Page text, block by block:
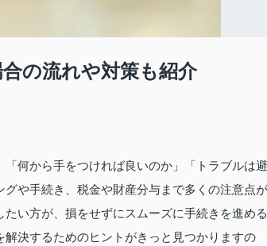
の流れや対策も紹介
何から手をつければ良いのか」「トラブルは避
や手続き、税金や財産分与まで多くの注意点が
い方が、損をせずにスムーズに手続きを進める
決するためのヒントがきっと見つかりますの